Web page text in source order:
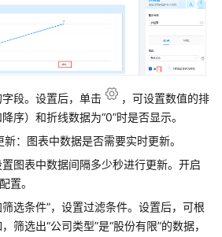
段。设置后，单击
，可设置数值的排
序）和折线数据为“0”时是否显示。
：图表中数据是否需要实时更新。
图表中数据间隔多少秒进行更新。开启
置。
选条件”，设置过滤条件。设置后，可根
筛选出“公司类型”是“股份有限”的数据，